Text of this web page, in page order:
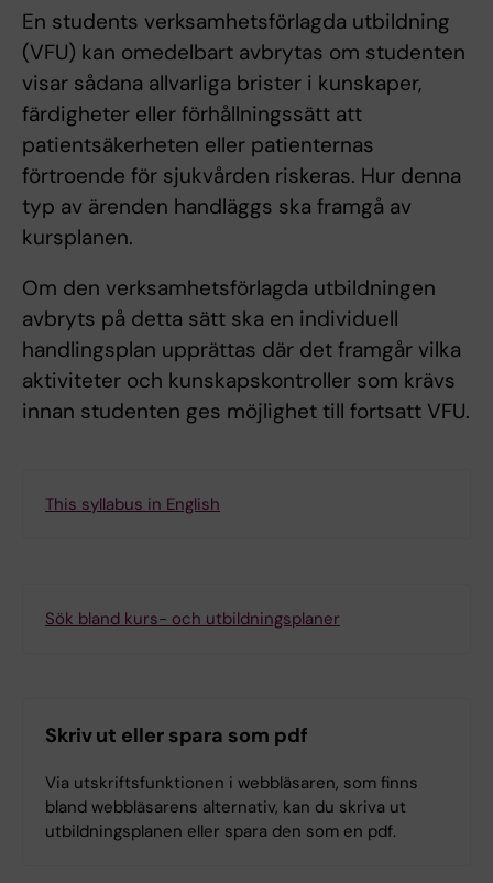
En students verksamhetsförlagda utbildning
(VFU) kan omedelbart avbrytas om studenten
visar sådana allvarliga brister i kunskaper,
färdigheter eller förhållningssätt att
patientsäkerheten eller patienternas
förtroende för sjukvården riskeras. Hur denna
typ av ärenden handläggs ska framgå av
kursplanen.
Om den verksamhetsförlagda utbildningen
avbryts på detta sätt ska en individuell
handlingsplan upprättas där det framgår vilka
aktiviteter och kunskapskontroller som krävs
innan studenten ges möjlighet till fortsatt VFU.
This syllabus in English
Sök bland kurs- och utbildningsplaner
Skriv ut eller spara som pdf
Via utskriftsfunktionen i webbläsaren, som finns
bland webbläsarens alternativ, kan du skriva ut
utbildningsplanen eller spara den som en pdf.